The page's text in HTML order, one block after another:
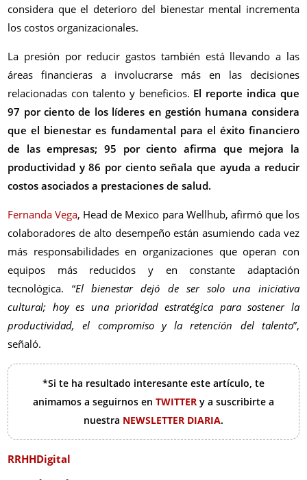
considera que el deterioro del bienestar mental incrementa
los costos organizacionales.
La presión por reducir gastos también está llevando a las
áreas financieras a involucrarse más en las decisiones
relacionadas con talento y beneficios. El reporte indica que
97 por ciento de los líderes en gestión humana considera
que el bienestar es fundamental para el éxito financiero
de las empresas; 95 por ciento afirma que mejora la
productividad y 86 por ciento señala que ayuda a reducir
costos asociados a prestaciones de salud.
Fernanda Vega, Head de Mexico para Wellhub, afirmó que los
colaboradores de alto desempeño están asumiendo cada vez
más responsabilidades en organizaciones que operan con
equipos más reducidos y en constante adaptación
tecnológica. “El bienestar dejó de ser solo una iniciativa
cultural; hoy es una prioridad estratégica para sostener la
productividad, el compromiso y la retención del talento”,
señaló.
*Si te ha resultado interesante este artículo, te
animamos a seguirnos en TWITTER y a suscribirte a
nuestra NEWSLETTER DIARIA.
RRHHDigital